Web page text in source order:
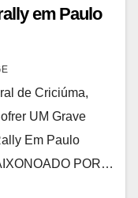
em Paulo
de Criciúma,
UM Grave
Em Paulo
POR…